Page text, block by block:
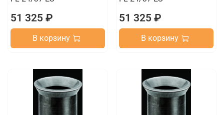
51 325 ₽
В корзину
51 325 ₽
В корзину